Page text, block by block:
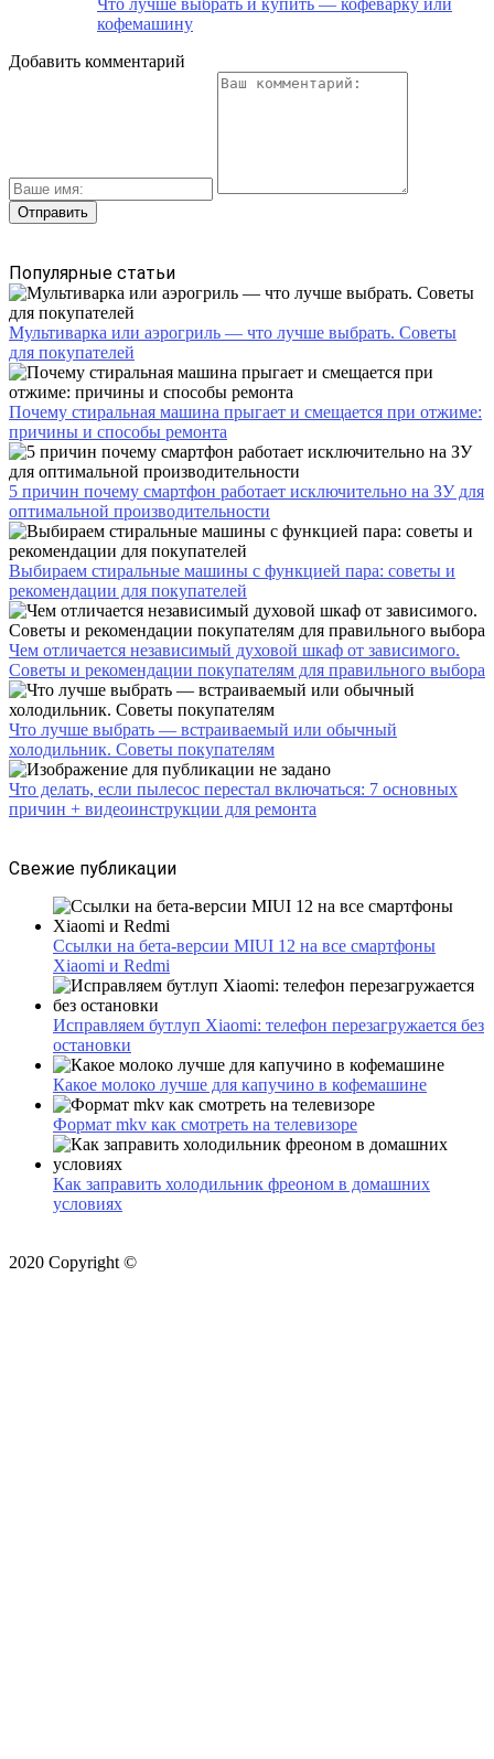
Что лучше выбрать и купить — кофеварку или
кофемашину
Добавить комментарий
Популярные статьи
Мультиварка или аэрогриль — что лучше выбрать. Советы
для покупателей
Почему стиральная машина прыгает и смещается при отжиме:
причины и способы ремонта
5 причин почему смартфон работает исключительно на ЗУ для
оптимальной производительности
Выбираем стиральные машины с функцией пара: советы и
рекомендации для покупателей
Чем отличается независимый духовой шкаф от зависимого.
Советы и рекомендации покупателям для правильного выбора
Что лучше выбрать — встраиваемый или обычный
холодильник. Советы покупателям
Что делать, если пылесос перестал включаться: 7 основных
причин + видеоинструкции для ремонта
Свежие публикации
Ссылки на бета-версии MIUI 12 на все смартфоны
Xiaomi и Redmi
Исправляем бутлуп Xiaomi: телефон перезагружается без
остановки
Какое молоко лучше для капучино в кофемашине
Формат mkv как смотреть на телевизоре
Как заправить холодильник фреоном в домашних
условиях
2020 Copyright ©